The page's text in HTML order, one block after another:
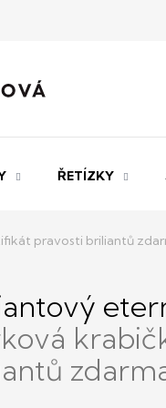
ŘETÍZKY
pravosti briliantů